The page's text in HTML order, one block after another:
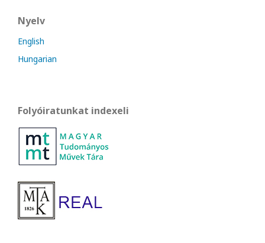
Nyelv
English
Hungarian
Folyóiratunkat indexeli